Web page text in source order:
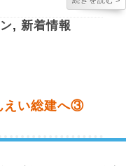
, 新着情報
えい総建へ③